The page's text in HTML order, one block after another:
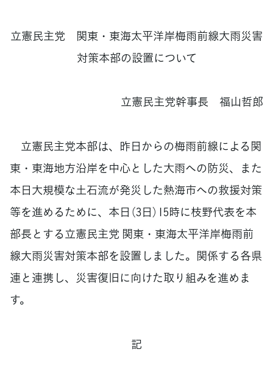
立憲民主党 関東・東海太平洋岸梅雨前線大雨災害
対策本部の設置について
立憲民主党幹事長 福山哲郎
立憲民主党本部は、昨日からの梅雨前線による関
東・東海地方沿岸を中心とした大雨への防災、また
本日大規模な土石流が発災した熱海市への救援対策
等を進めるために、本日（3日）15時に枝野代表を本
部長とする立憲民主党 関東・東海太平洋岸梅雨前
線大雨災害対策本部を設置しました。関係する各県
連と連携し、災害復旧に向けた取り組みを進めま
す。
記